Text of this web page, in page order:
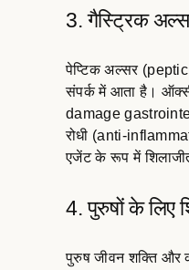
3. गैस्ट्रिक
पेप्टिक अल्सर
संपर्क में आता है।
damage
रोधी (anti-
एजेंट के रूप में
4. पुरुषों के लिए
पुरुष जीवन शक्ति और